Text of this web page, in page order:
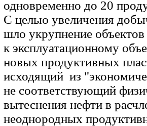
одновременно до 20
С целью увеличения
шло укрупнение
к эксплуатационному
новых продуктивных
исходящий из
не соответствующий
вытеснения нефти в
неоднородных